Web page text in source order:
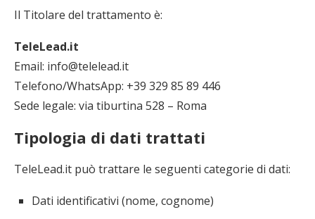
Il Titolare del trattamento è:
TeleLead.it
Email: info@telelead.it
Telefono/WhatsApp: +39 329 85 89 446
Sede legale: via tiburtina 528 – Roma
Tipologia di dati trattati
TeleLead.it può trattare le seguenti categorie di dati:
Dati identificativi (nome, cognome)